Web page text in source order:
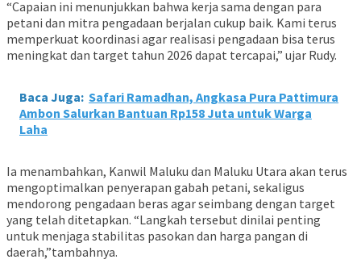
“Capaian ini menunjukkan bahwa kerja sama dengan para
petani dan mitra pengadaan berjalan cukup baik. Kami terus
memperkuat koordinasi agar realisasi pengadaan bisa terus
meningkat dan target tahun 2026 dapat tercapai,” ujar Rudy.
Baca Juga: Safari Ramadhan, Angkasa Pura Pattimura
Ambon Salurkan Bantuan Rp158 Juta untuk Warga
Laha
Ia menambahkan, Kanwil Maluku dan Maluku Utara akan terus
mengoptimalkan penyerapan gabah petani, sekaligus
mendorong pengadaan beras agar seimbang dengan target
yang telah ditetapkan. “Langkah tersebut dinilai penting
untuk menjaga stabilitas pasokan dan harga pangan di
daerah,”tambahnya.